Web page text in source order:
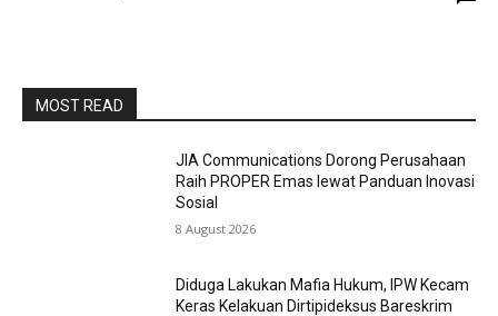
MOST READ
JIA Communications Dorong Perusahaan
Raih PROPER Emas lewat Panduan Inovasi
Sosial
8 August 2026
Diduga Lakukan Mafia Hukum, IPW Kecam
Keras Kelakuan Dirtipideksus Bareskrim